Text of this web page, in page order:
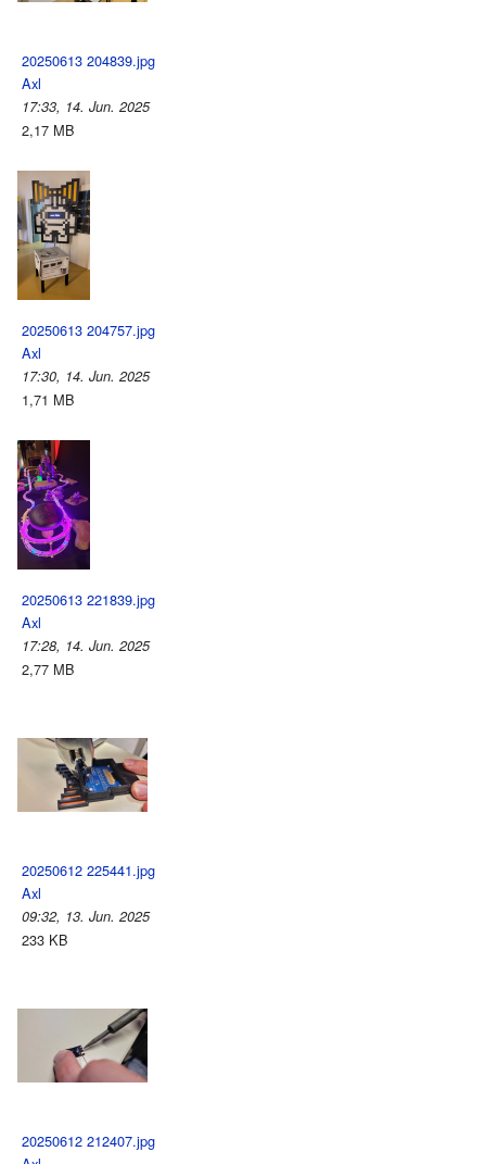
20250613 204839.jpg
Axl
17:33, 14. Jun. 2025
2,17 MB
20250613 204757.jpg
Axl
17:30, 14. Jun. 2025
1,71 MB
20250613 221839.jpg
Axl
17:28, 14. Jun. 2025
2,77 MB
20250612 225441.jpg
Axl
09:32, 13. Jun. 2025
233 KB
20250612 212407.jpg